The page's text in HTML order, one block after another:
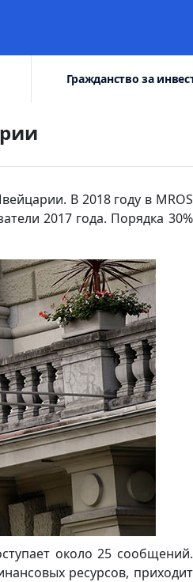
Гражданство за
В 2018 году в MROS
2017 года. Порядка 30%
около 25 сообщений.
ресурсов, приходит